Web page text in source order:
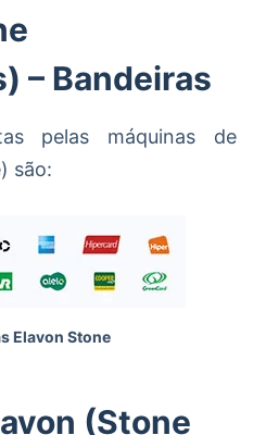
– Bandeiras
pelas máquinas de
são:
Elavon Stone
(Stone